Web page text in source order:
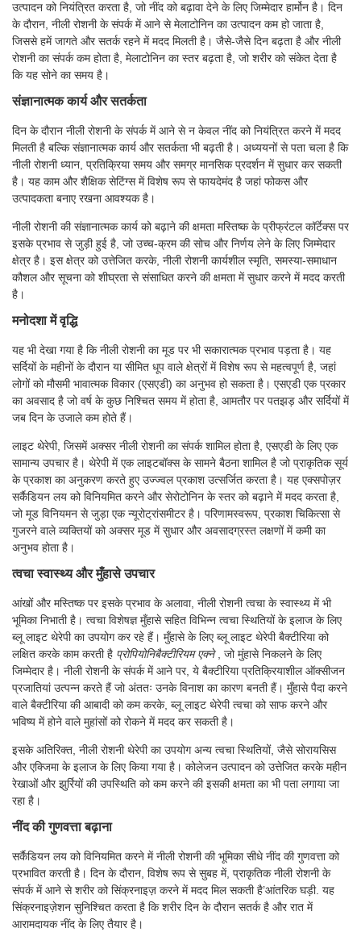
उत्पादन को नियंत्रित करता है, जो नींद को बढ़ावा देने के लिए जिम्मेदार हार्मोन है। दिन
के दौरान, नीली रोशनी के संपर्क में आने से मेलाटोनिन का उत्पादन कम हो जाता है,
जिससे हमें जागते और सतर्क रहने में मदद मिलती है। जैसे-जैसे दिन बढ़ता है और नीली
रोशनी का संपर्क कम होता है, मेलाटोनिन का स्तर बढ़ता है, जो शरीर को संकेत देता है
कि यह सोने का समय है।
संज्ञानात्मक कार्य और सतर्कता
दिन के दौरान नीली रोशनी के संपर्क में आने से न केवल नींद को नियंत्रित करने में मदद
मिलती है बल्कि संज्ञानात्मक कार्य और सतर्कता भी बढ़ती है। अध्ययनों से पता चला है कि
नीली रोशनी ध्यान, प्रतिक्रिया समय और समग्र मानसिक प्रदर्शन में सुधार कर सकती
है। यह काम और शैक्षिक सेटिंग्स में विशेष रूप से फायदेमंद है जहां फोकस और
उत्पादकता बनाए रखना आवश्यक है।
नीली रोशनी की संज्ञानात्मक कार्य को बढ़ाने की क्षमता मस्तिष्क के प्रीफ्रंटल कॉर्टेक्स पर
इसके प्रभाव से जुड़ी हुई है, जो उच्च-क्रम की सोच और निर्णय लेने के लिए जिम्मेदार
क्षेत्र है। इस क्षेत्र को उत्तेजित करके, नीली रोशनी कार्यशील स्मृति, समस्या-समाधान
कौशल और सूचना को शीघ्रता से संसाधित करने की क्षमता में सुधार करने में मदद करती
है।
मनोदशा में वृद्धि
यह भी देखा गया है कि नीली रोशनी का मूड पर भी सकारात्मक प्रभाव पड़ता है। यह
सर्दियों के महीनों के दौरान या सीमित धूप वाले क्षेत्रों में विशेष रूप से महत्वपूर्ण है, जहां
लोगों को मौसमी भावात्मक विकार (एसएडी) का अनुभव हो सकता है। एसएडी एक प्रकार
का अवसाद है जो वर्ष के कुछ निश्चित समय में होता है, आमतौर पर पतझड़ और सर्दियों में
जब दिन के उजाले कम होते हैं।
लाइट थेरेपी, जिसमें अक्सर नीली रोशनी का संपर्क शामिल होता है, एसएडी के लिए एक
सामान्य उपचार है। थेरेपी में एक लाइटबॉक्स के सामने बैठना शामिल है जो प्राकृतिक सूर्य
के प्रकाश का अनुकरण करते हुए उज्ज्वल प्रकाश उत्सर्जित करता है। यह एक्सपोज़र
सर्कैडियन लय को विनियमित करने और सेरोटोनिन के स्तर को बढ़ाने में मदद करता है,
जो मूड विनियमन से जुड़ा एक न्यूरोट्रांसमीटर है। परिणामस्वरूप, प्रकाश चिकित्सा से
गुजरने वाले व्यक्तियों को अक्सर मूड में सुधार और अवसादग्रस्त लक्षणों में कमी का
अनुभव होता है।
त्वचा स्वास्थ्य और मुँहासे उपचार
आंखों और मस्तिष्क पर इसके प्रभाव के अलावा, नीली रोशनी त्वचा के स्वास्थ्य में भी
भूमिका निभाती है। त्वचा विशेषज्ञ मुँहासे सहित विभिन्न त्वचा स्थितियों के इलाज के लिए
ब्लू लाइट थेरेपी का उपयोग कर रहे हैं। मुँहासे के लिए ब्लू लाइट थेरेपी बैक्टीरिया को
लक्षित करके काम करती है प्रोपियोनिबैक्टीरियम एक्ने, जो मुंहासे निकलने के लिए
जिम्मेदार है। नीली रोशनी के संपर्क में आने पर, ये बैक्टीरिया प्रतिक्रियाशील ऑक्सीजन
प्रजातियां उत्पन्न करते हैं जो अंततः उनके विनाश का कारण बनती हैं। मुँहासे पैदा करने
वाले बैक्टीरिया की आबादी को कम करके, ब्लू लाइट थेरेपी त्वचा को साफ करने और
भविष्य में होने वाले मुहांसों को रोकने में मदद कर सकती है।
इसके अतिरिक्त, नीली रोशनी थेरेपी का उपयोग अन्य त्वचा स्थितियों, जैसे सोरायसिस
और एक्जिमा के इलाज के लिए किया गया है। कोलेजन उत्पादन को उत्तेजित करके महीन
रेखाओं और झुर्रियों की उपस्थिति को कम करने की इसकी क्षमता का भी पता लगाया जा
रहा है।
नींद की गुणवत्ता बढ़ाना
सर्कैडियन लय को विनियमित करने में नीली रोशनी की भूमिका सीधे नींद की गुणवत्ता को
प्रभावित करती है। दिन के दौरान, विशेष रूप से सुबह में, प्राकृतिक नीली रोशनी के
संपर्क में आने से शरीर को सिंक्रनाइज़ करने में मदद मिल सकती है’आंतरिक घड़ी. यह
सिंक्रनाइज़ेशन सुनिश्चित करता है कि शरीर दिन के दौरान सतर्क है और रात में
आरामदायक नींद के लिए तैयार है।